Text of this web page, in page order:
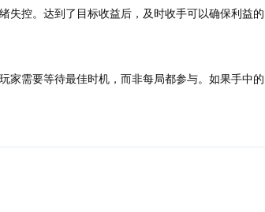
失控。达到了目标收益后，及时收手可以确保利益的
家需要等待最佳时机，而非每局都参与。如果手中的